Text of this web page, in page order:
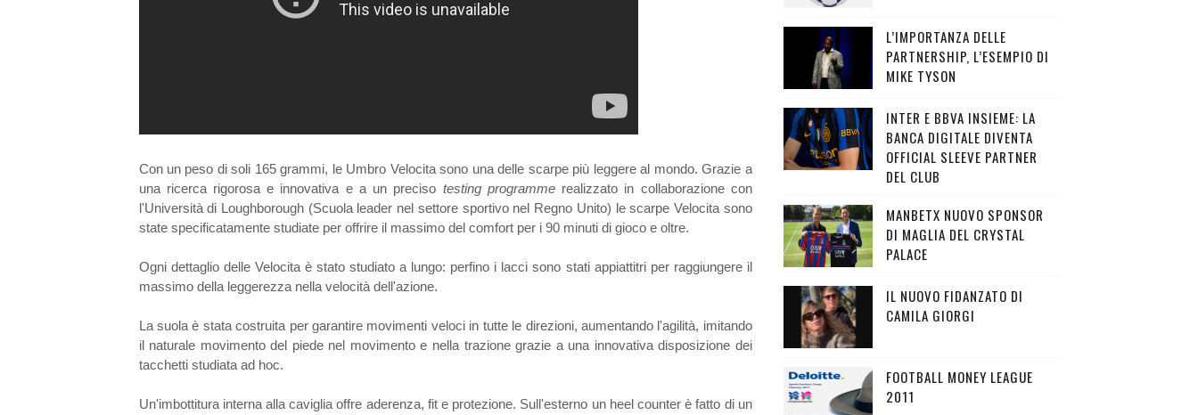
Con un peso di soli 165 grammi, le Umbro Velocita sono una delle scarpe più leggere al mondo. Grazie a
una ricerca rigorosa e innovativa e a un preciso testing programmerealizzato in collaborazione con
l'Università di Loughborough (Scuola leader nel settore sportivo nel Regno Unito) le scarpe Velocita sono
state specificatamente studiate per offrire il massimo del comfort per i 90 minuti di gioco e oltre.
Ogni dettaglio delle Velocita è stato studiato a lungo: perfino i lacci sono stati appiattitri per raggiungere il
massimo della leggerezza nella velocità dell'azione.
La suola è stata costruita per garantire movimenti veloci in tutte le direzioni, aumentando l'agilità, imitando
il naturale movimento del piede nel movimento e nella trazione grazie a una innovativa disposizione dei
tacchetti studiata ad hoc.
Un'imbottitura interna alla caviglia offre aderenza, fit e protezione. Sull'esterno un heel counter è fatto di un
L’IMPORTANZA DELLE
PARTNERSHIP, L’ESEMPIO DI
MIKE TYSON
INTER E BBVA INSIEME: LA
BANCA DIGITALE DIVENTA
OFFICIAL SLEEVE PARTNER
DEL CLUB
MANBETX NUOVO SPONSOR
DI MAGLIA DEL CRYSTAL
PALACE
IL NUOVO FIDANZATO DI
CAMILA GIORGI
FOOTBALL MONEY LEAGUE
2011